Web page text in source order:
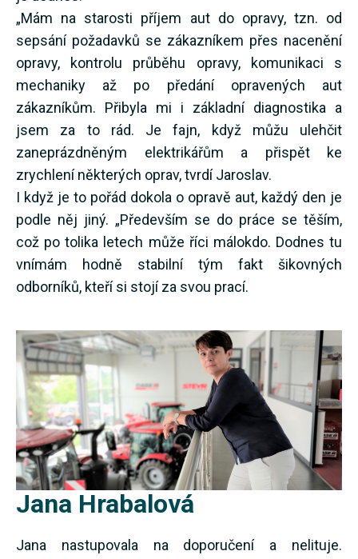
„Mám na starosti příjem aut do opravy, tzn. od
sepsání požadavků se zákazníkem přes nacenění
opravy, kontrolu průběhu opravy, komunikaci s
mechaniky až po předání opravených aut
zákazníkům. Přibyla mi i základní diagnostika a
jsem za to rád. Je fajn, když můžu ulehčit
zaneprázdněným elektrikářům a přispět ke
zrychlení některých oprav, tvrdí Jaroslav.
I když je to pořád dokola o opravě aut, každý den je
podle něj jiný. „Především se do práce se těším,
což po tolika letech může říci málokdo. Dodnes tu
vnímám hodně stabilní tým fakt šikovných
odborníků, kteří si stojí za svou prací.
Jana Hrabalová
Jana nastupovala na doporučení a nelituje.